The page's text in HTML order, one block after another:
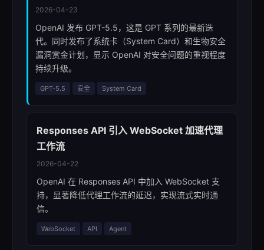
2026-04-23
OpenAI 发布 GPT-5.5，这是 GPT 系列的最新迭
代。同时发布了系统卡（System Card）和生物安全
漏洞赏金计划，显示 OpenAI 对安全问题的重视程度
持续升级。
GPT-5.5 安全 System Card
Responses API 引入 WebSocket 加速代理
工作流
2026-04-22
OpenAI 在 Responses API 中加入 WebSocket 支
持，显著降低代理工作流的延迟，实现流式实时通
信。
WebSocket API Agent